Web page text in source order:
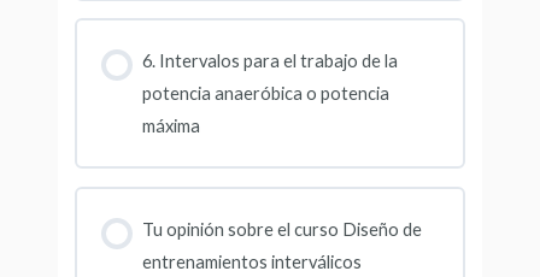
6. Intervalos para el trabajo de la
potencia anaeróbica o potencia
máxima
Tu opinión sobre el curso Diseño de
entrenamientos interválicos